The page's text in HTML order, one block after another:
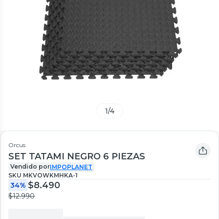
1/4
Orcus
SET TATAMI NEGRO 6 PIEZAS
Vendido porIMPOPLANET
SKU MKVOWKMHKA-1
34% $8.490
$12.990